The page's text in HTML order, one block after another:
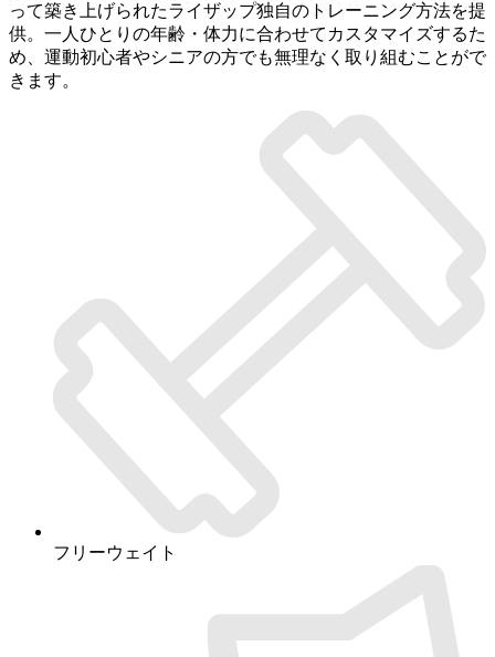
って築き上げられたライザップ独自のトレーニング方法を提
供。一人ひとりの年齢・体力に合わせてカスタマイズするた
め、運動初心者やシニアの方でも無理なく取り組むことがで
きます。
フリーウェイト